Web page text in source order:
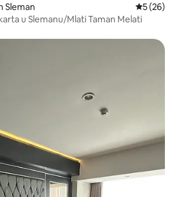
Sleman Prosječna
5 (26)
u Slemanu/Mlati Taman Melati